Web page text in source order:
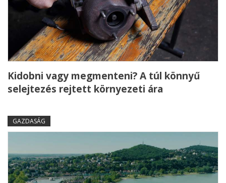
Kidobni vagy megmenteni? A túl könnyű
selejtezés rejtett környezeti ára
GAZDASÁG